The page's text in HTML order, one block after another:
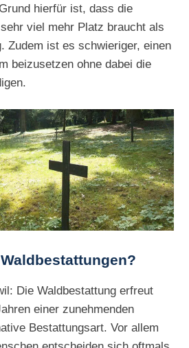
hierfür ist, dass die
viel mehr Platz braucht als
Zudem ist es schwieriger, einen
beizusetzen ohne dabei die
Die Waldbestattung erfreut
einer zunehmenden
Bestattungsart. Vor allem